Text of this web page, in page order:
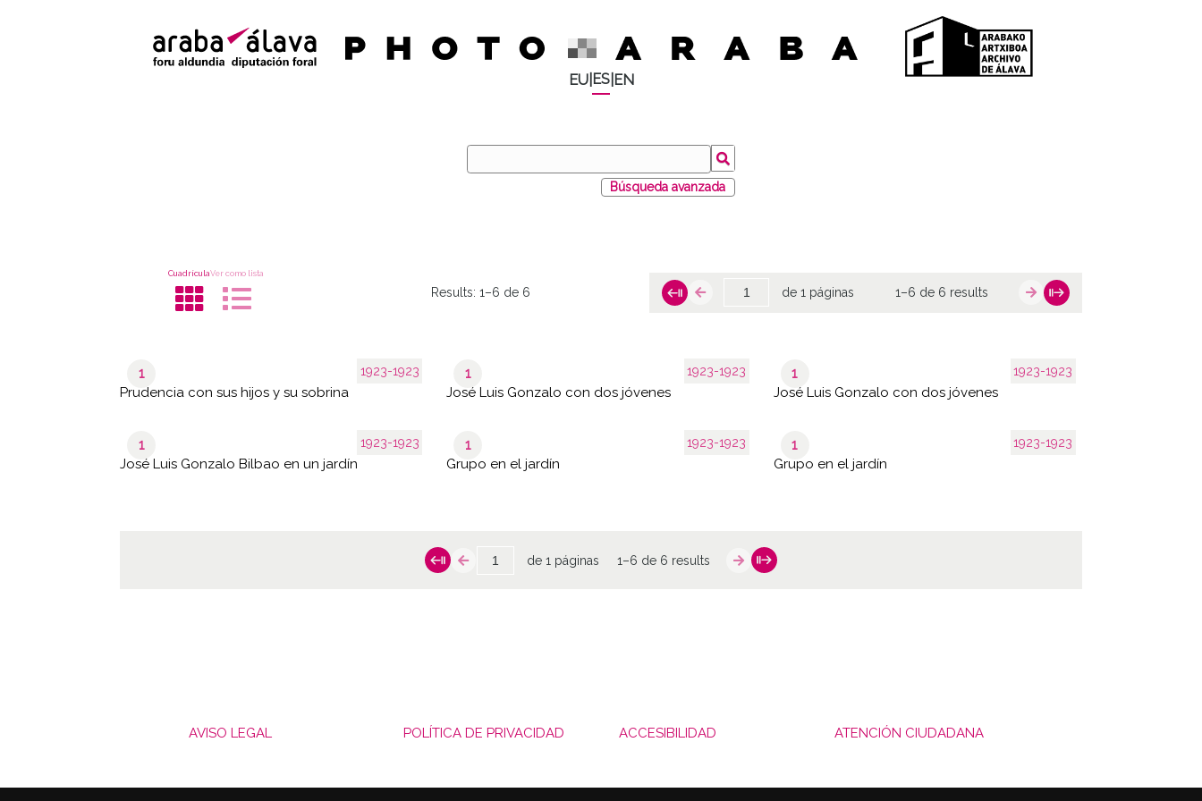
EU| ES| EN
Búsqueda avanzada
CuadrículaVer como lista
Results:1–6 de 6 de 1 páginas 1–6 de 6 results
1923-1923
1
Prudencia con sus hijos y su sobrina
1923-1923
1
José Luis Gonzalo con dos jóvenes
1923-1923
1
José Luis Gonzalo con dos jóvenes
1923-1923
1
José Luis Gonzalo Bilbao en un jardín
1923-1923
1
Grupo en el jardín
1923-1923
1
Grupo en el jardín
de 1 páginas 1–6 de 6 results
AVISO LEGAL POLÍTICA DE PRIVACIDAD ACCESIBILIDAD ATENCIÓN CIUDADANA